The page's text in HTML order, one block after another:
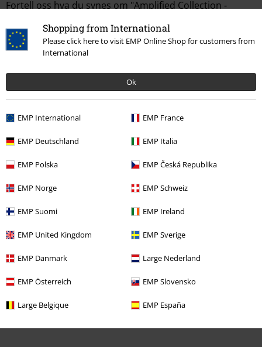
Shopping from International
Please click here to visit EMP Online Shop for customers from
International
Ok
EMP International EMP France
EMP Deutschland EMP Italia
EMP Polska EMP Česká Republika
EMP Norge EMP Schweiz
EMP Suomi EMP Ireland
EMP United Kingdom EMP Sverige
EMP Danmark Large Nederland
EMP Österreich EMP Slovensko
Large Belgique EMP España
Fortell oss hva du synes om "Amplified Collection -
Skriv anmeldelse
kr 759,00